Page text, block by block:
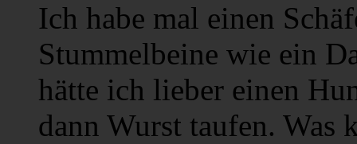
Ich habe mal einen
Stummelbeine wie ein
hätte ich lieber einen
dann Wurst taufen. Was